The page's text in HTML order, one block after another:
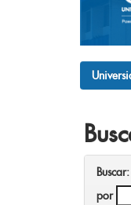
Buscar:
por